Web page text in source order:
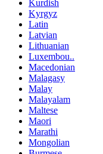
Kurdish
Kyrgyz
Latin
Latvian
Lithuanian
Luxembou..
Macedonian
Malagasy
Malay
Malayalam
Maltese
Maori
Marathi
Mongolian